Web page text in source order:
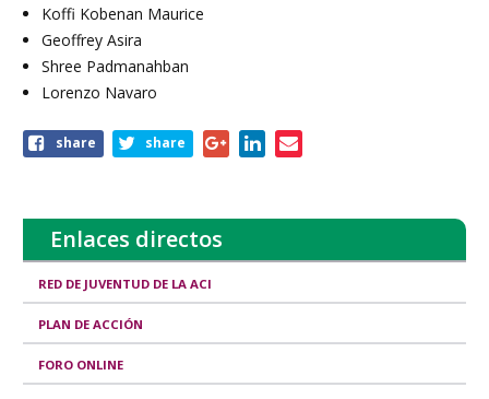
Koffi Kobenan Maurice
Geoffrey Asira
Shree Padmanahban
Lorenzo Navaro
Shareshare share
Enlaces directos
RED DE JUVENTUD DE LA ACI
PLAN DE ACCIÓN
FORO ONLINE